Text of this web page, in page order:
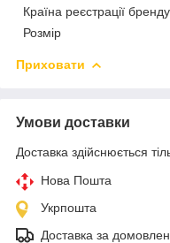
Країна реєстрації бренду
Розмір
Приховати
Умови доставки
Доставка здійснюється
Нова Пошта
Укрпошта
Доставка за